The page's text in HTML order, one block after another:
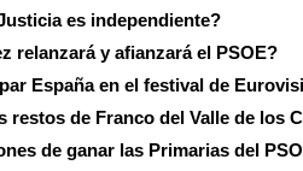
es independiente?
relanzará y afianzará el PSOE?
España en el festival de
restos de Franco del Valle de los
de ganar las Primarias del